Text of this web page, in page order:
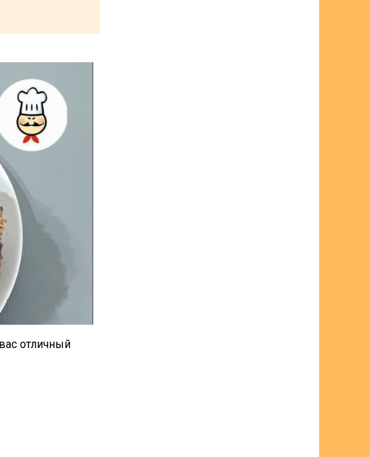
отличный